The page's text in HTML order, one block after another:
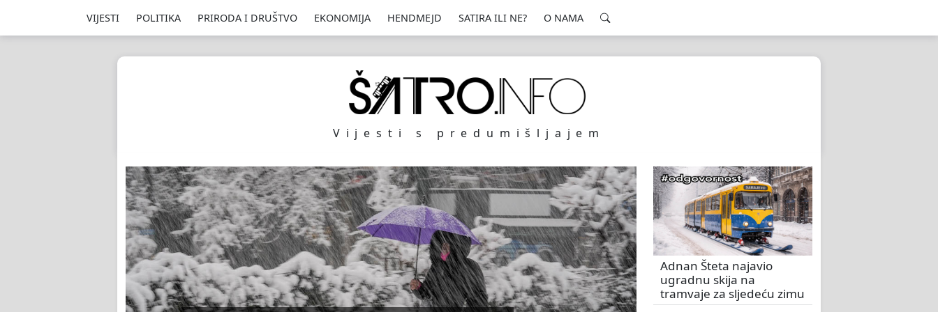
VIJESTI POLITIKA PRIRODA I DRUŠTVO EKONOMIJA HENDMEJD SATIRA ILI NE? O NAMA
Vijesti s predumišljajem
Adnan Šteta najavio
ugradnu skija na
tramvaje za sljedeću zimu